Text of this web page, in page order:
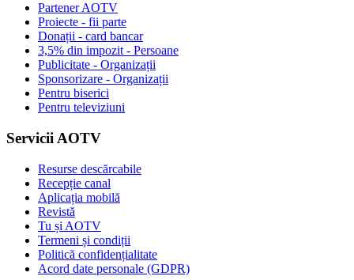
Partener AOTV
Proiecte - fii parte
Donații - card bancar
3,5% din impozit - Persoane
Publicitate - Organizații
Sponsorizare - Organizații
Pentru biserici
Pentru televiziuni
Servicii AOTV
Resurse descărcabile
Recepție canal
Aplicația mobilă
Revistă
Tu și AOTV
Termeni și condiții
Politică confidențialitate
Acord date personale (GDPR)